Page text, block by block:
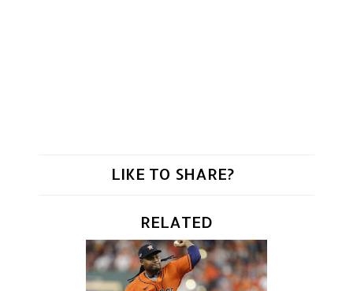
LIKE TO SHARE?
RELATED